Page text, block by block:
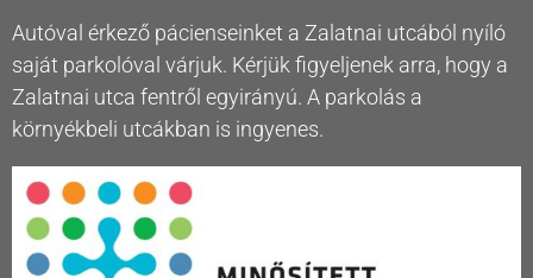
Autóval érkező pácienseinket a Zalatnai utcából nyíló
saját parkolóval várjuk. Kérjük figyeljenek arra, hogy a
Zalatnai utca fentről egyirányú. A parkolás a
környékbeli utcákban is ingyenes.